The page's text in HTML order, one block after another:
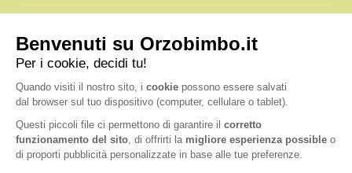
SHOP
ORDINI TELEFONICI
800 018 124